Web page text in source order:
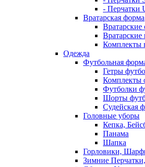
- Перчатки
Вратарская форма
Вратарские
Комплекты
Одежда
Футбольная
Гетры
Комплекты
Футболки
Шорты
Судейская
Головные уборы
Кепка,
Панама
Шапка
Горловики,
Зимние